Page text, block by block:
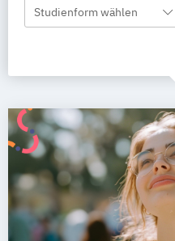
Studienform wählen